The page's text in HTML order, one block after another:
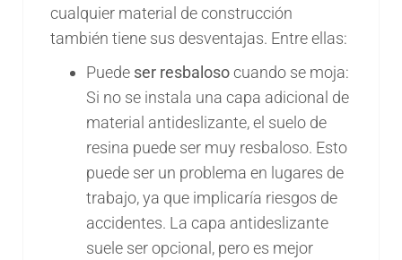
cualquier material de construcción
también tiene sus desventajas. Entre ellas:
Puede ser resbalosocuando se moja:
Si no se instala una capa adicional de
material antideslizante, el suelo de
resina puede ser muy resbaloso. Esto
puede ser un problema en lugares de
trabajo, ya que implicaría riesgos de
accidentes. La capa antideslizante
suele ser opcional, pero es mejor